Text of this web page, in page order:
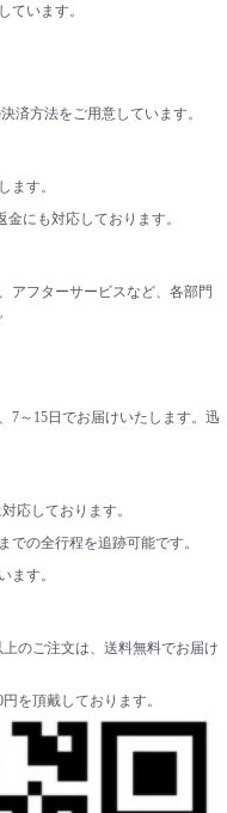
ています。
済方法をご用意しています。
ます。
にも対応しております。
アフターサービスなど、各部門
7～15日でお届けいたします。迅
応しております。
での全行程を追跡可能です。
ます。
のご注文は、送料無料でお届け
を頂戴しております。